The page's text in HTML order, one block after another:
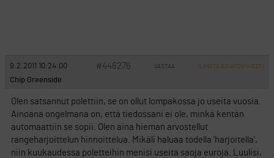
9.2.2011 10:24:00 #446276 VASTAA ILMOITA ASIATON VIESTI
Chip Greenside
Olen satsannut polettiin, se on ollut lompakossa jo useita vuosia.
Ainoana ongelmana on, että tiedossani ei ole, minkä kentän
automaattiin se sopii. Olen aina hieman arvostellut
rangeharjoittelun hinnoittelua. Mikäli haluaa todella ’harjoitella’,
niin kuukaudessa poletteihin menisi useita saoja euroja. Luulisi,